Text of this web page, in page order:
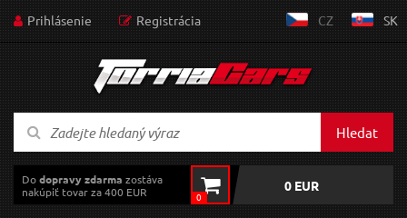
Prihlásenie Registrácia CZ SK
Hledat
Dodopravy zdarma zostáva
nakúpiť tovar za 400 EUR
0
0 EUR